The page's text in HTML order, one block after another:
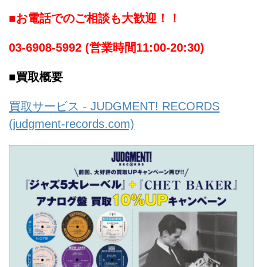
■お電話でのご相談も大歓迎！！
03-6908-5992 (営業時間11:00-20:30)
■買取概要
買取サービス - JUDGMENT! RECORDS
(judgment-records.com)